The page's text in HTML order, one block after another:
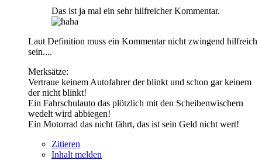
Das ist ja mal ein sehr hilfreicher Kommentar.
Laut Definition muss ein Kommentar nicht zwingend hilfreich
sein....
Merksätze:
Vertraue keinem Autofahrer der blinkt und schon gar keinem
der nicht blinkt!
Ein Fahrschulauto das plötzlich mit den Scheibenwischern
wedelt wird abbiegen!
Ein Motorrad das nicht fährt, das ist sein Geld nicht wert!
Zitieren
Inhalt melden